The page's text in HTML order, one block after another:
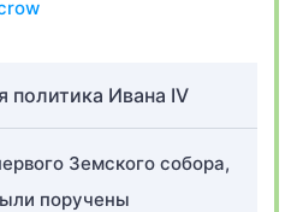
политика Ивана IV
Земского собора,
поручены